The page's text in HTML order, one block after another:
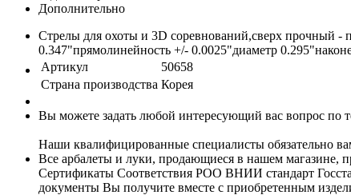
Дополнительно
Стрелы для охоты и 3D соревнований,сверх прочный -
0.347"прямолинейность +/- 0.0025"диаметр
Артикул
50658
Страна производства Корея
Вы можете задать любой интересующий вас вопрос по
Наши квалифицированные специалисты обязательно
Все арбалеты и луки, продающиеся в нашем
Сертификаты Соответствия РОО ВНИИ стандарт
документы Вы получите вместе с приобретенным